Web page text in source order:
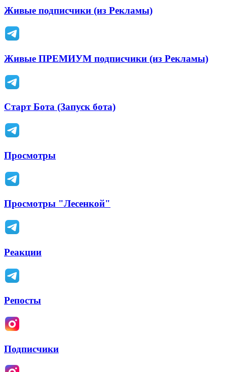
Живые подписчики (из Рекламы)
Живые ПРЕМИУМ подписчики (из Рекламы)
Старт Бота (Запуск бота)
Просмотры
Просмотры "Лесенкой"
Реакции
Репосты
Подписчики